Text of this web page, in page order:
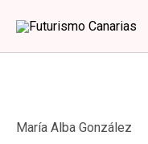
Category
María Alba González